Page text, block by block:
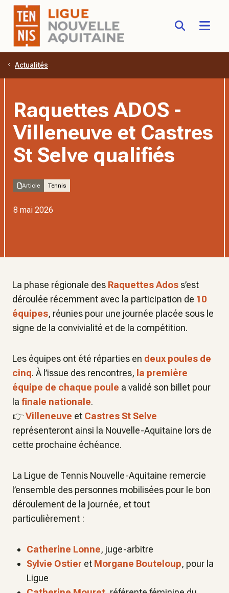
Aller au contenu principal
Actualités
Raquettes ADOS -
Villeneuve et Castres
St Selve qualifiés
Article Tennis
8 mai 2026
La phase régionale des Raquettes Ados s’est
déroulée récemment avec la participation de 10
équipes, réunies pour une journée placée sous le
signe de la convivialité et de la compétition.
Les équipes ont été réparties en deux poules de
cinq. À l’issue des rencontres, la première
équipe de chaque poule a validé son billet pour
la finale nationale.
👉Villeneuve et Castres St Selve
représenteront ainsi la Nouvelle-Aquitaine lors de
cette prochaine échéance.
La Ligue de Tennis Nouvelle-Aquitaine remercie
l’ensemble des personnes mobilisées pour le bon
déroulement de la journée, et tout
particulièrement :
Catherine Lonne, juge-arbitre
Sylvie Ostier et Morgane Bouteloup, pour la
Ligue